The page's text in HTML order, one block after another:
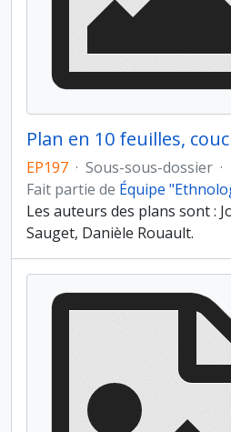
EP197 · Sous-sous-dossier ·
Fait partie de Équipe
Les auteurs des plans sont :
Sauget, Danièle Rouault.